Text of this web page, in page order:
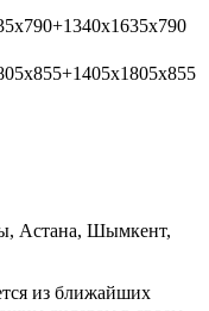
Астана, Шымкент,
из ближайших